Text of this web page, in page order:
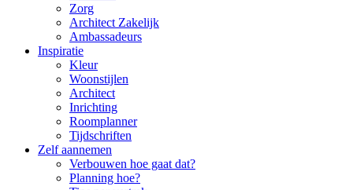
Zorg
Architect Zakelijk
Ambassadeurs
Inspiratie
Kleur
Woonstijlen
Architect
Inrichting
Roomplanner
Tijdschriften
Zelf aannemen
Verbouwen hoe gaat dat?
Planning hoe?